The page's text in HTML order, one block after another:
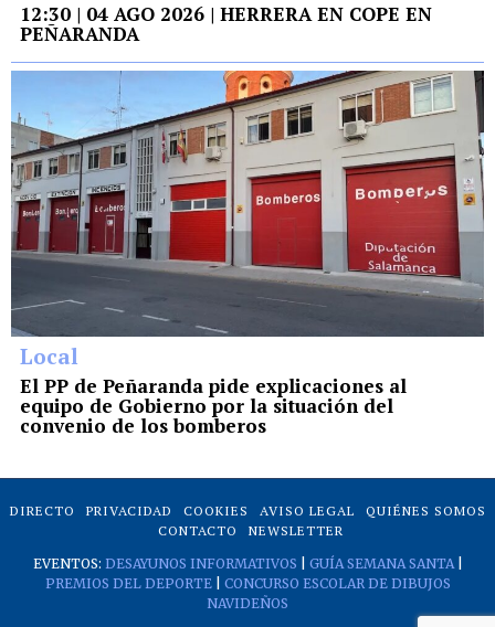
12:30 | 04 AGO 2026 | HERRERA EN COPE EN
PEÑARANDA
Local
El PP de Peñaranda pide explicaciones al
equipo de Gobierno por la situación del
convenio de los bomberos
DIRECTO PRIVACIDAD COOKIES AVISO LEGAL
QUIÉNES SOMOS
CONTACTO
NEWSLETTER
EVENTOS: DESAYUNOS INFORMATIVOS GUÍA SEMANA SANTA|
PREMIOS DEL DEPORTE| CONCURSO ESCOLAR DE DIBUJOS
NAVIDEÑOS